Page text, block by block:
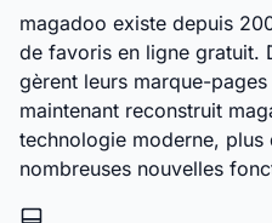
magadoo existe depuis
de favoris en ligne gratuit.
gèrent leurs marque-
maintenant reconstruit
technologie moderne, plus
nombreuses nouvelles